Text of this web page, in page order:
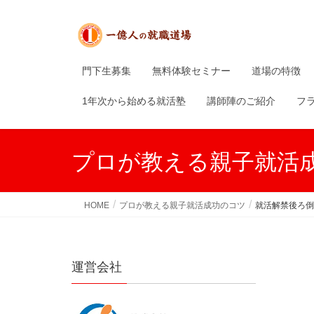
門下生募集 無料体験セミナー 道場の特徴
1年次から始める就活塾 講師陣のご紹介 フ
プロが教える親子就活
HOME プロが教える親子就活成功のコツ 就活解禁後ろ
運営会社